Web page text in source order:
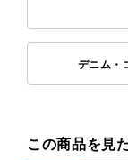
デニム・
この商品を見